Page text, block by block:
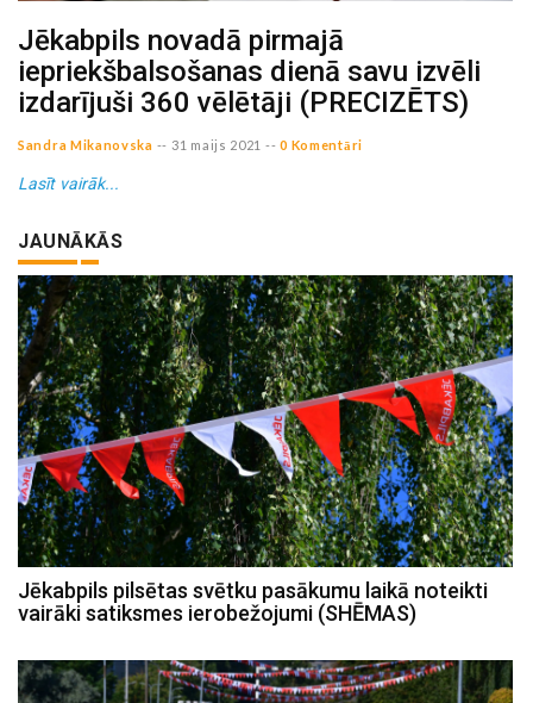
Jēkabpils novadā pirmajā
iepriekšbalsošanas dienā savu izvēli
izdarījuši 360 vēlētāji (PRECIZĒTS)
Sandra Mikanovska -- 31 maijs 2021 -- 0 Komentāri
Lasīt vairāk...
JAUNĀKĀS
Jēkabpils pilsētas svētku pasākumu laikā noteikti
vairāki satiksmes ierobežojumi (SHĒMAS)